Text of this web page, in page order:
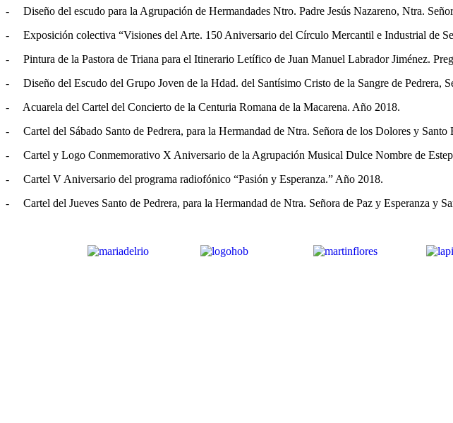
- Diseño del escudo para la Agrupación de Hermandades Ntro. Padre Jesús Nazareno, Ntra.
- Exposición colectiva “Visiones del Arte. 150 Aniversario del Círculo Mercantil e Industrial de
- Pintura de la Pastora de Triana para el Itinerario Letífico de Juan Manuel Labrador Jiménez.
- Diseño del Escudo del Grupo Joven de la Hdad. del Santísimo Cristo de la Sangre de Pedrera,
- Acuarela del Cartel del Concierto de la Centuria Romana de la Macarena. Año 2018.
- Cartel del Sábado Santo de Pedrera, para la Hermandad de Ntra. Señora de los Dolores y Santo
- Cartel y Logo Conmemorativo X Aniversario de la Agrupación Musical Dulce Nombre de
- Cartel V Aniversario del programa radiofónico “Pasión y Esperanza.” Año 2018.
- Cartel del Jueves Santo de Pedrera, para la Hermandad de Ntra. Señora de Paz y Esperanza y